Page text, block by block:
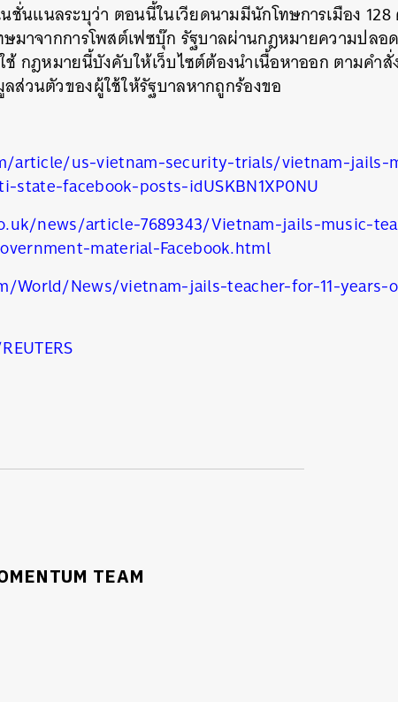
ชั่นแนลระบุว่า ตอนนี้ในเวียดนามมีนักโทษการเมือง
มาจากการโพสต์เฟซบุ๊ก รัฐบาลผ่านกฎหมายความปลอ
กฎหมายนี้บังคับให้เว็บไซต์ต้องนำเนื้อหาออก ตามคำสั่
ส่วนตัวของผู้ใช้ให้รัฐบาลหากถูกร้องขอ
article/us-vietnam-security-trials/vietnam-jails-
state-facebook-posts-idUSKBN1XP0NU
news/article-7689343/Vietnam-jails-music-
material-Facebook.html
World/News/vietnam-jails-teacher-for-11-years-
TEAM
SHARE TWEET LINE EMAIL